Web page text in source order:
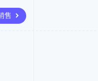
售